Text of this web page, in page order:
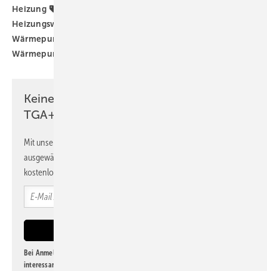
Heizung
Heizungswende
Wärmepumpe
Wärmepumpenhochlauf
Keine Zeit? Kein Problem mit dem
TGA+E Newsletter!
Mit unserem Newsletter erhalten Sie regelmäßig von uns
ausgewählte Informationen und Neuigkeiten, gebündelt und
kostenlos direkt ins Postfach.
Bei Anmeldung zu diesem Newsletter bin ich damit einverstanden, über
interessante Verlags- und Online-Angebote